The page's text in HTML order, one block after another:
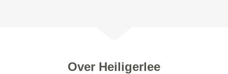
Over Heiligerlee